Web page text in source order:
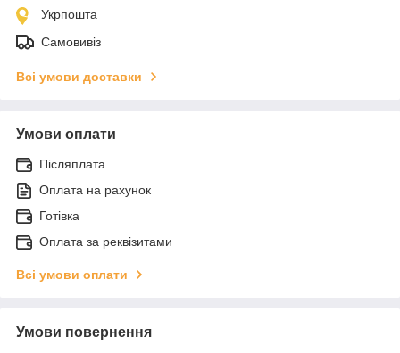
Укрпошта
Самовивіз
Всі умови доставки
Умови оплати
Післяплата
Оплата на рахунок
Готівка
Оплата за реквізитами
Всі умови оплати
Умови повернення